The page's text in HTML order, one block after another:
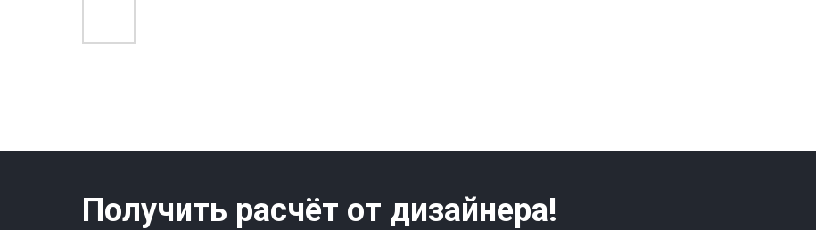
Получить расчёт от дизайнера!